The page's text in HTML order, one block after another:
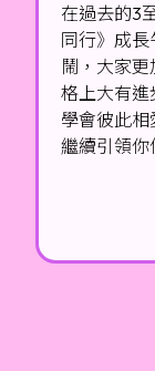
在過去的3
同行》成
鬧，大家
格上大有進
學會彼此
繼續引領你